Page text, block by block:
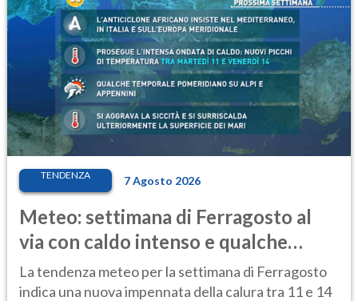
TENDENZA 7 Agosto 2026
Meteo: settimana di Ferragosto al
via con caldo intenso e qualche
temporale
La tendenza meteo per la settimana di Ferragosto
indica una nuova impennata della calura tra 11 e 14